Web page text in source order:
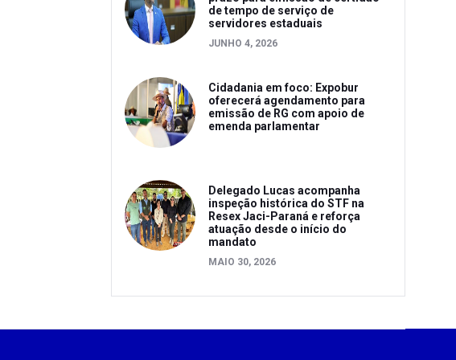
de tempo de serviço de
servidores estaduais
JUNHO 4, 2026
Cidadania em foco: Expobur
oferecerá agendamento para
emissão de RG com apoio de
emenda parlamentar
Delegado Lucas acompanha
inspeção histórica do STF na
Resex Jaci-Paraná e reforça
atuação desde o início do
mandato
MAIO 30, 2026